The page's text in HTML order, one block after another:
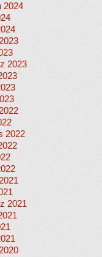
2024
2023
2022
2021